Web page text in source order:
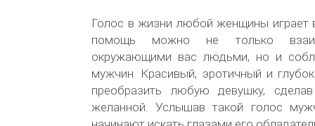
Голос в жизни любой женщины играет
помощь можно не только
окружающими вас людьми, но и
мужчин. Красивый, эротичный и
преобразить любую девушку,
желанной. Услышав такой голос